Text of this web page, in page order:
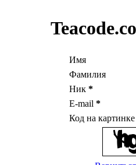
Имя
Фамилия
Ник *
E-mail *
Код на картинке